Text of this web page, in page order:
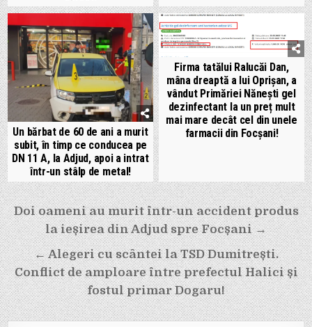
Un bărbat de 60 de ani a murit
subit, în timp ce conducea pe
DN 11 A, la Adjud, apoi a intrat
într-un stâlp de metal!
Firma tatălui Ralucăi Dan,
mâna dreaptă a lui Oprișan, a
vândut Primăriei Nănești gel
dezinfectant la un preț mult
mai mare decât cel din unele
farmacii din Focșani!
Navigare
în
articole
Doi oameni au murit într-un accident produs
la ieșirea din Adjud spre Focșani →
← Alegeri cu scântei la TSD Dumitrești.
Conflict de amploare între prefectul Halici și
fostul primar Dogaru!